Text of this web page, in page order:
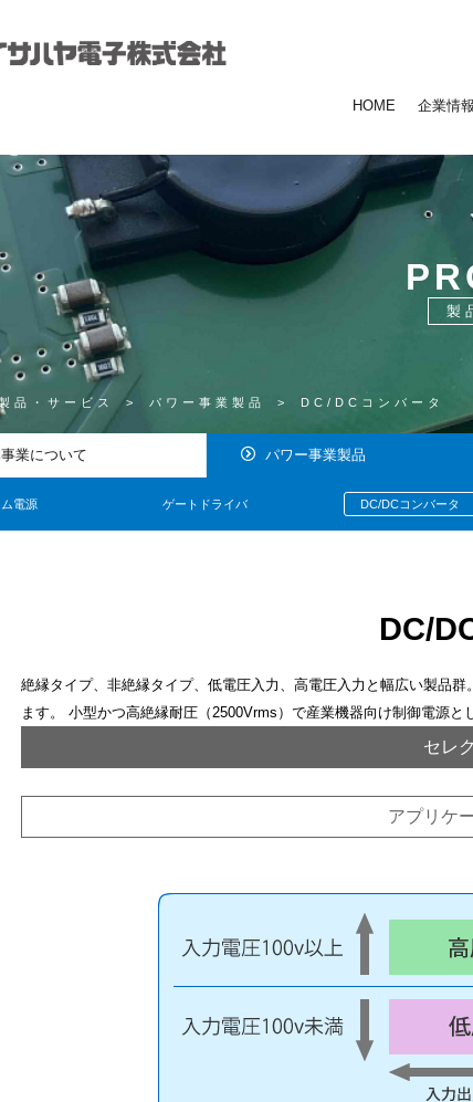
HOME 企業情報
製
品・サービス > パワー事業製品 > DC/DCコンバータ
業について パワー事業製品
電源 ゲートドライバ DC/DCコンバータ
DC/
絶縁タイプ、非絶縁タイプ、低電圧入力、高電圧入力と幅広い製品
ます。 小型かつ高絶縁耐圧（2500Vrms）で産業機器向け制御電源と
セレ
アプリケ